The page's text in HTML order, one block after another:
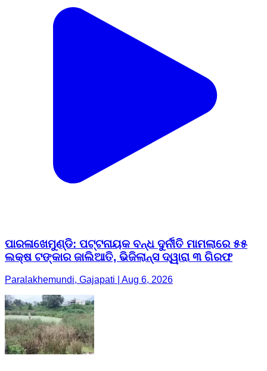
ପାରଳାଖେମୁଣ୍ଡି: ପଟ୍ଟନାୟକ ବନ୍ଧ ଦୁର୍ନୀତି ମାମଲାରେ ୫୫
ଲକ୍ଷ ଟଙ୍କାର ଜାଲିଆତି, ଭିଜିଲାନ୍ସ ଦ୍ୱାରା ୩ ଗିରଫ
Paralakhemundi, Gajapati | Aug 6, 2026